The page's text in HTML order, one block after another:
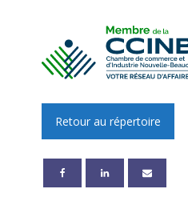
Retour au répertoire